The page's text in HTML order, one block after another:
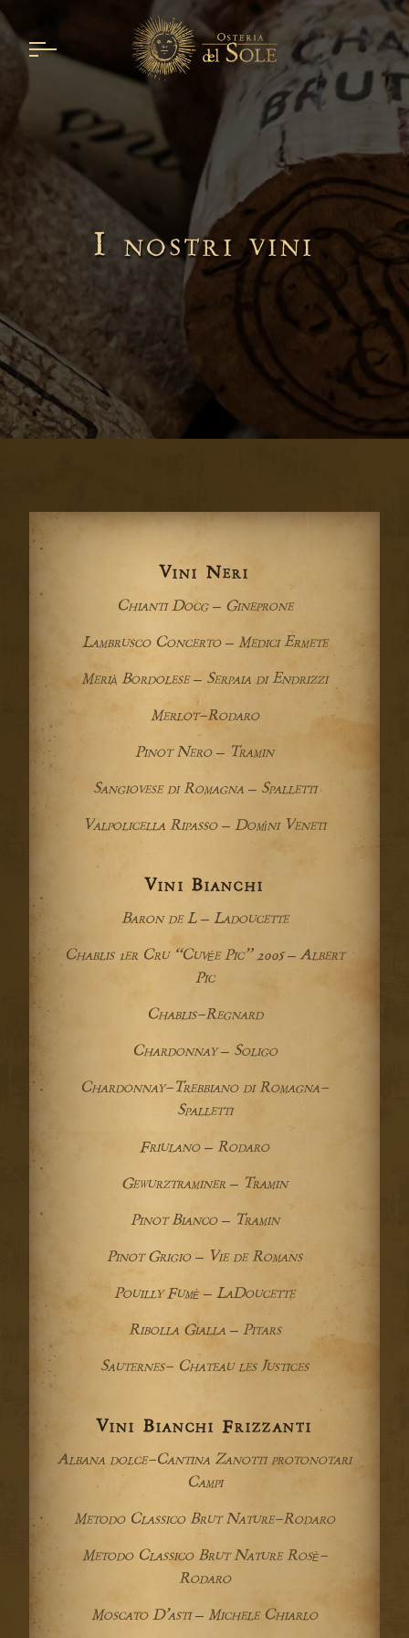
I nostri vini
Vini Neri
Chianti Docg – Gineprone
Lambrusco Concerto – Medici Ermete
Merià Bordolese – Serpaia di Endrizzi
Merlot-Rodaro
Pinot Nero – Tramin
Sangiovese di Romagna – Spalletti
Valpolicella Ripasso – Domìni Veneti
Vini Bianchi
Baron de L – Ladoucette
Chablis 1er Cru “Cuvée Pic” 2005 – Albert
Pic
Chablis-Regnard
Chardonnay – Soligo
Chardonnay-Trebbiano di Romagna-
Spalletti
Friulano – Rodaro
Gewurztraminer – Tramin
Pinot Bianco – Tramin
Pinot Grigio – Vie de Romans
Pouilly Fumè – LaDoucette
Ribolla Gialla – Pitars
Sauternes- Chateau les Justices
Vini Bianchi Frizzanti
Albana dolce-Cantina Zanotti protonotari
Campi
Metodo Classico Brut Nature-Rodaro
Metodo Classico Brut Nature Rosè-
Rodaro
Moscato D’asti – Michele Chiarlo